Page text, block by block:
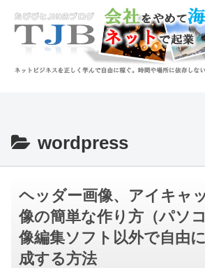
wordpress
ヘッダー画像、アイキャ
像の簡単な作り方（パソ
像編集ソフト以外で自由
成する方法